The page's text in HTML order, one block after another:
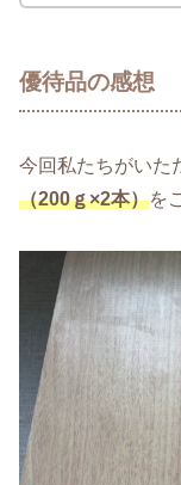
優待品の感想
今回私たちがいた
（200ｇ×2本）を